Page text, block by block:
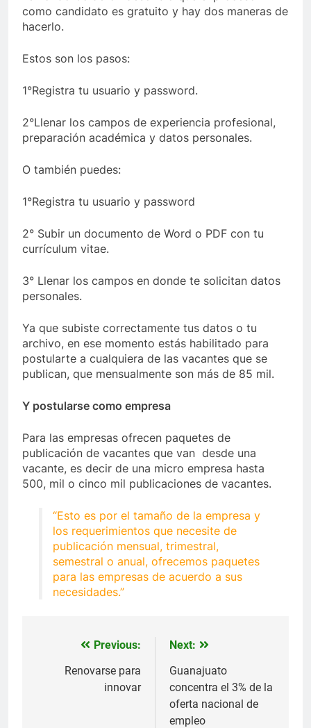
como candidato es gratuito y hay dos maneras de
hacerlo.
Estos son los pasos:
1°Registra tu usuario y password.
2°Llenar los campos de experiencia profesional,
preparación académica y datos personales.
O también puedes:
1°Registra tu usuario y password
2° Subir un documento de Word o PDF con tu
currículum vitae.
3° Llenar los campos en donde te solicitan datos
personales.
Ya que subiste correctamente tus datos o tu
archivo, en ese momento estás habilitado para
postularte a cualquiera de las vacantes que se
publican, que mensualmente son más de 85 mil.
Y postularse como empresa
Para las empresas ofrecen paquetes de
publicación de vacantes que van desde una
vacante, es decir de una micro empresa hasta
500, mil o cinco mil publicaciones de vacantes.
“Esto es por el tamaño de la empresa y
los requerimientos que necesite de
publicación mensual, trimestral,
semestral o anual, ofrecemos paquetes
para las empresas de acuerdo a sus
necesidades.”
Navegación
Previous:
Renovarse para
innovar
Next:
Guanajuato
concentra el 3% de la
oferta nacional de
empleo